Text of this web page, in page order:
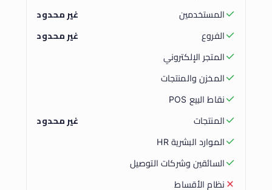
المستخدمين غير محدود
الفروع غير محدود
المتجر الإلكتروني
المخزن والمنتجات
نقاط البيع POS
المنتجات غير محدود
الموارد البشرية HR
السائقين وشركات التوصيل
نظام الأقساط